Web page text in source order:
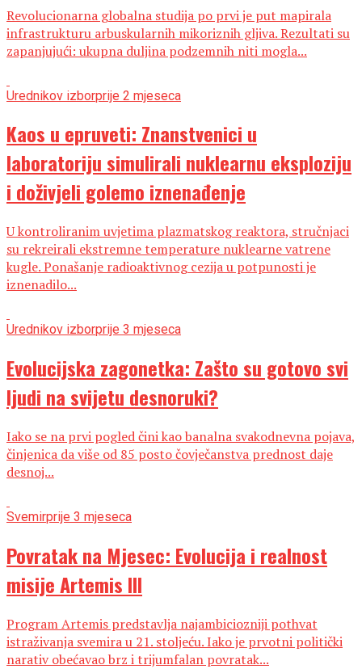
Revolucionarna globalna studija po prvi je put mapirala
infrastrukturu arbuskularnih mikoriznih gljiva. Rezultati su
zapanjujući: ukupna duljina podzemnih niti mogla...
Urednikov izborprije 2 mjeseca
Kaos u epruveti: Znanstvenici u
laboratoriju simulirali nuklearnu eksploziju
i doživjeli golemo iznenađenje
U kontroliranim uvjetima plazmatskog reaktora, stručnjaci
su rekreirali ekstremne temperature nuklearne vatrene
kugle. Ponašanje radioaktivnog cezija u potpunosti je
iznenadilo...
Urednikov izborprije 3 mjeseca
Evolucijska zagonetka: Zašto su gotovo svi
ljudi na svijetu desnoruki?
Iako se na prvi pogled čini kao banalna svakodnevna pojava,
činjenica da više od 85 posto čovječanstva prednost daje
desnoj...
Svemirprije 3 mjeseca
Povratak na Mjesec: Evolucija i realnost
misije Artemis III
Program Artemis predstavlja najambiciozniji pothvat
istraživanja svemira u 21. stoljeću. Iako je prvotni politički
narativ obećavao brz i trijumfalan povratak...